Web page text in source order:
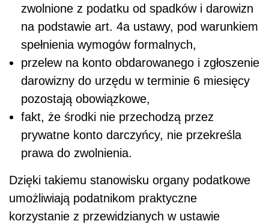
zwolnione z podatku od spadków i darowizn
na podstawie art. 4a ustawy, pod warunkiem
spełnienia wymogów formalnych,
przelew na konto obdarowanego i zgłoszenie
darowizny do urzędu w terminie 6 miesięcy
pozostają obowiązkowe,
fakt, że środki nie przechodzą przez
prywatne konto darczyńcy, nie przekreśla
prawa do zwolnienia.
Dzięki takiemu stanowisku organy podatkowe
umożliwiają podatnikom praktyczne
korzystanie z przewidzianych w ustawie